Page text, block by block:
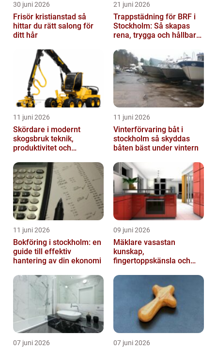
30 juni 2026
Frisör kristianstad så
hittar du rätt salong för
ditt hår
21 juni 2026
Trappstädning för BRF i
Stockholm: Så skapas
rena, trygga och hållbara
11 juni 2026
Skördare i modernt
skogsbruk teknik,
produktivitet och
11 juni 2026
Vinterförvaring båt i
stockholm så skyddas
båten bäst under vintern
11 juni 2026
Bokföring i stockholm: en
guide till effektiv
hantering av din ekonomi
09 juni 2026
Mäklare vasastan
kunskap,
fingertoppskänsla och
07 juni 2026 07 juni 2026